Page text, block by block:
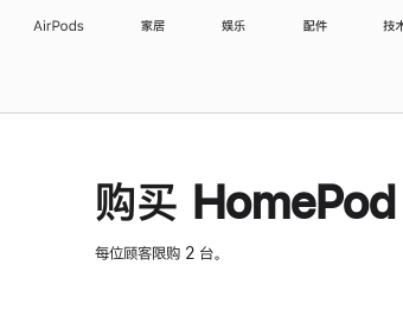
AirPods 家居 娱乐 配件 技
购买
每位顾客限购 2 台。